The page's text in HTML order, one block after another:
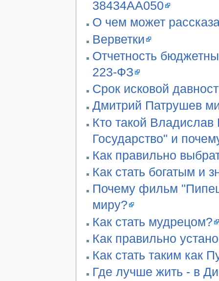
38434AA050
О чем может
Верветки
Отчетность
223-ФЗ
Срок исковой
Дмитрий Патрушев
Кто такой
Государство" и
Как правильно
Как стать богатым и
Почему фильм
миру?
Как стать мудрецом?
Как правильно
Как стать таким как
Где лучше жить - в